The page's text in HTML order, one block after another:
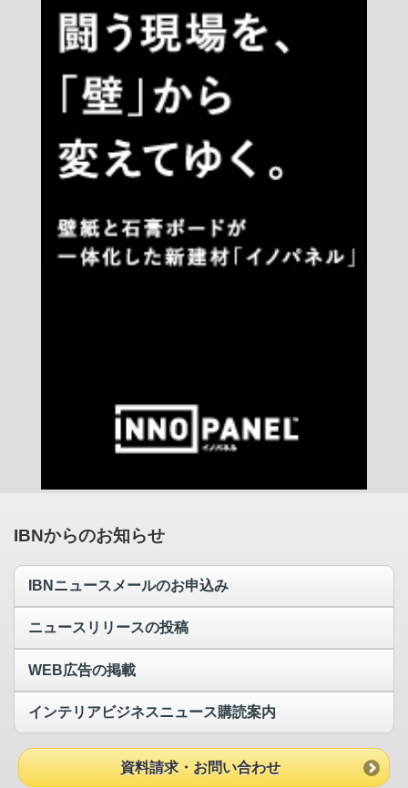
IBNからのお知らせ
IBNニュースメールのお申込み
ニュースリリースの投稿
WEB広告の掲載
インテリアビジネスニュース購読案内
資料請求・お問い合わせ